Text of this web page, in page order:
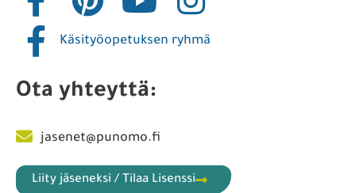
Käsityöopetuksen ryhmä
Ota yhteyttä:
jasenet@punomo.fi
Liity jäseneksi / Tilaa Lisenssi